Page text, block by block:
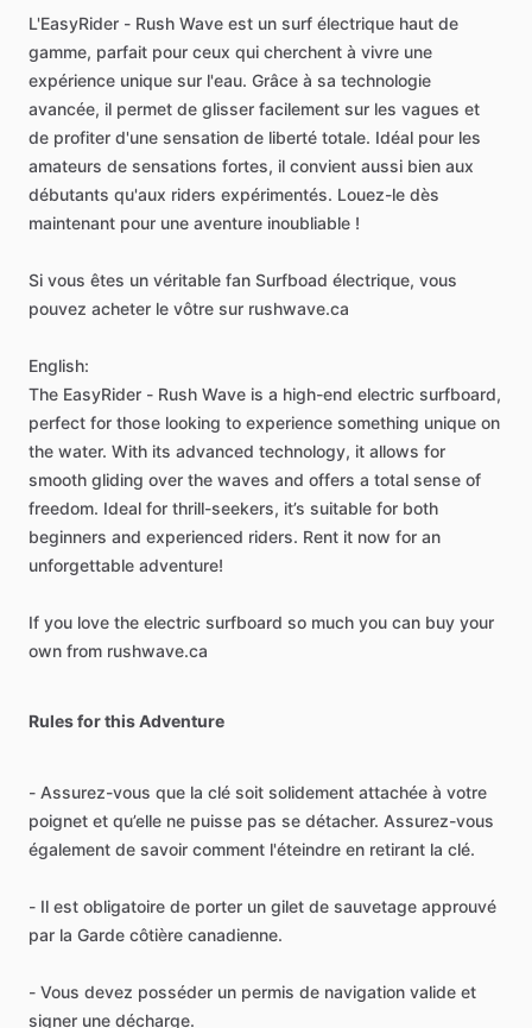
L'EasyRider - Rush Wave est un surf électrique haut de
gamme, parfait pour ceux qui cherchent à vivre une
expérience unique sur l'eau. Grâce à sa technologie
avancée, il permet de glisser facilement sur les vagues et
de profiter d'une sensation de liberté totale. Idéal pour les
amateurs de sensations fortes, il convient aussi bien aux
débutants qu'aux riders expérimentés. Louez-le dès
maintenant pour une aventure inoubliable !
Si vous êtes un véritable fan Surfboad électrique, vous
pouvez acheter le vôtre sur rushwave.ca
English:
The EasyRider - Rush Wave is a high-end electric surfboard,
perfect for those looking to experience something unique on
the water. With its advanced technology, it allows for
smooth gliding over the waves and offers a total sense of
freedom. Ideal for thrill-seekers, it’s suitable for both
beginners and experienced riders. Rent it now for an
unforgettable adventure!
If you love the electric surfboard so much you can buy your
own from rushwave.ca
Rules for this Adventure
- Assurez-vous que la clé soit solidement attachée à votre
poignet et qu’elle ne puisse pas se détacher. Assurez-vous
également de savoir comment l'éteindre en retirant la clé.
- Il est obligatoire de porter un gilet de sauvetage approuvé
par la Garde côtière canadienne.
- Vous devez posséder un permis de navigation valide et
signer une décharge.